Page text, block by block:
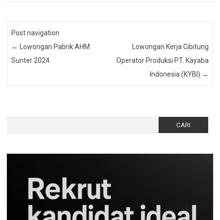
Post navigation
←
Lowongan Pabrik AHM
Sunter 2024
Lowongan Kerja Cibitung
Operator Produksi PT. Kayaba
Indonesia (KYBI) →